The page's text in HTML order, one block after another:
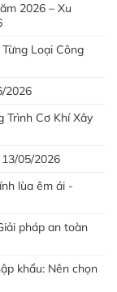
2026 – Xu
Loại Công
2026
Trình Cơ Khí Xây
05/2026
lùa êm ái -
pháp an toàn
khẩu: Nên chọn